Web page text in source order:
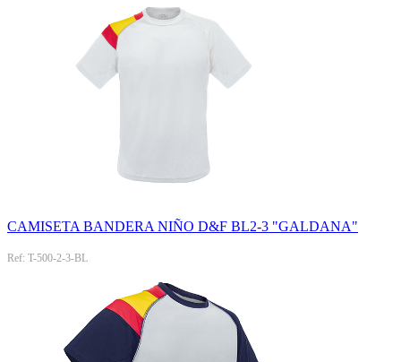
CAMISETA BANDERA NIÑO D&F BL2-3 "GALDANA"
Ref: T-500-2-3-BL